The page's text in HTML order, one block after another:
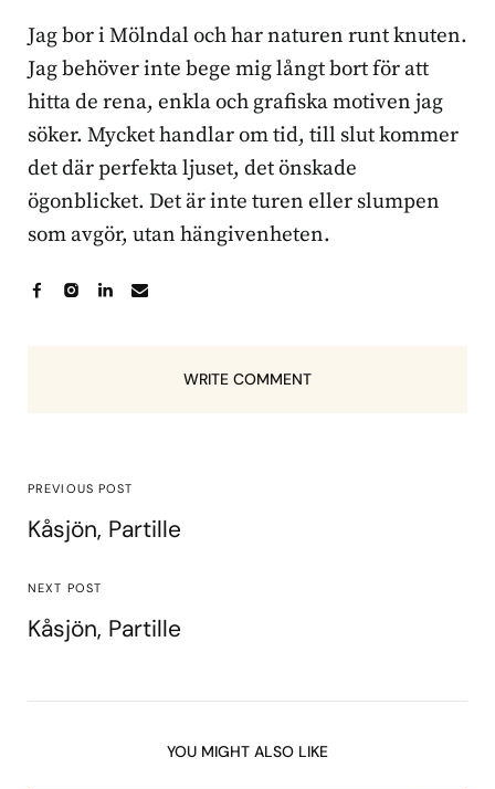
Jag bor i Mölndal och har naturen runt knuten.
Jag behöver inte bege mig långt bort för att
hitta de rena, enkla och grafiska motiven jag
söker. Mycket handlar om tid, till slut kommer
det där perfekta ljuset, det önskade
ögonblicket. Det är inte turen eller slumpen
som avgör, utan hängivenheten.
WRITE COMMENT
PREVIOUS POST
Kåsjön, Partille
NEXT POST
Kåsjön, Partille
YOU MIGHT ALSO LIKE